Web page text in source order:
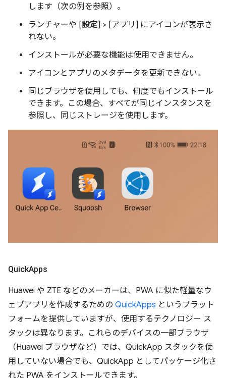
します（次の例を参照）。
ランチャーや [設定] > [アプリ] にアイコンが表示さ
れない。
インストールが必要な機能は使用できません。
アイコンとアプリのメタデータを更新できない。
同じブラウザを使用しても、何度でもインストール
できます。この場合、すべてが同じインスタンスを
参照し、同じストレージを使用します。
QuickApps
Huawei や ZTE などのメーカーは、PWA に似た軽量なウ
ェブアプリを作成するための QuickApps というプラット
フォームを提供していますが、使用するテクノロジー ス
タックは異なります。これらのデバイスの一部ブラウザ
（Huawei ブラウザなど）では、QuickApp スタックを使
用していない場合でも、QuickApp としてパッケージ化さ
れた PWA をインストールできます。